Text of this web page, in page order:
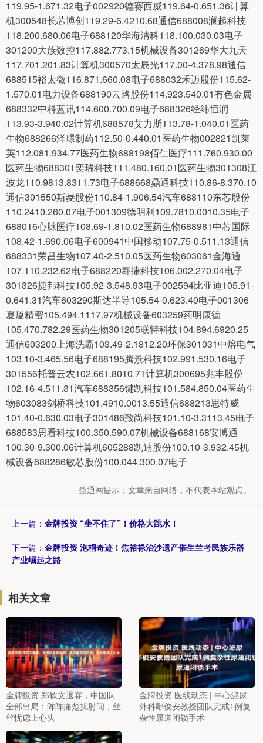
119.95-1.671.32电子002920德赛西威119.64-0.651.36计算
机300548长芯博创119.29-6.4210.68通信688008澜起科技
118.200.680.06电子688120华海清科118.100.030.03电子
301200大族数控117.882.773.15机械设备301269华大九天
117.701.201.83计算机300570太辰光117.00-4.378.98通信
688515裕太微116.871.660.08电子688032禾迈股份115.62-
1.570.01电力设备688190云路股份114.923.540.01有色金属
688332中科蓝讯114.600.700.09电子688326经纬恒润
113.93-3.940.02计算机688578艾力斯113.78-1.040.01医药
生物688266泽璟制药112.50-0.440.01医药生物002821凯莱
英112.081.934.77医药生物688198佰仁医疗111.760.930.00
医药生物688301奕瑞科技111.480.160.01医药生物301308江
波龙110.9813.8311.73电子688668鼎通科技110.86-8.370.10
通信301550斯菱股份110.84-1.906.54汽车688110东芯股份
110.2410.260.07电子001309德明利109.7810.0010.35电子
688016心脉医疗108.69-1.810.02医药生物688981中芯国际
108.42-1.690.06电子600941中国移动107.75-0.511.13通信
688331荣昌生物107.40-2.510.05医药生物603061金海通
107.110.232.62电子688220翱捷科技106.002.270.04电子
301326捷邦科技105.92-3.548.93电子002594比亚迪105.91-
0.641.31汽车603290斯达半导105.54-0.623.40电子001306
夏厦精密105.494.1117.97机械设备603259药明康德
105.470.782.29医药生物301205联特科技104.894.6920.25
通信603200上海洗霸103.49-2.1812.20环保301031中熔电气
103.10-3.465.56电子688195腾景科技102.991.530.16电子
301556托普云农102.661.8010.71计算机300695兆丰股份
102.16-4.511.31汽车688356键凯科技101.584.850.04医药生
物603083剑桥科技101.4910.0013.55通信688213思特威
101.40-0.630.03电子301486致尚科技101.10-3.3113.45电子
688583思看科技100.350.590.07机械设备688168安博通
100.30-9.300.06计算机605288凯迪股份100.10-3.932.45机
械设备688286敏芯股份100.044.300.07电子
益通网提示：文章来自网络，不代表本站观点。
上一篇： 金牌投资 “坐不住了”！价格大跳水！
下一篇： 金牌投资 泡桐奇迹！焦裕禄治沙遗产催生兰考民族乐器
产业崛起之路
相关文章
金牌投资 郑钦文退赛，中国队
全部出局：阵阵痛楚扰肘间，丝
丝忧虑上心头
金牌投资 医线动态 | 中心泌尿
外科鄢俊安教授团队完成1例复
杂性尿道闭锁手术